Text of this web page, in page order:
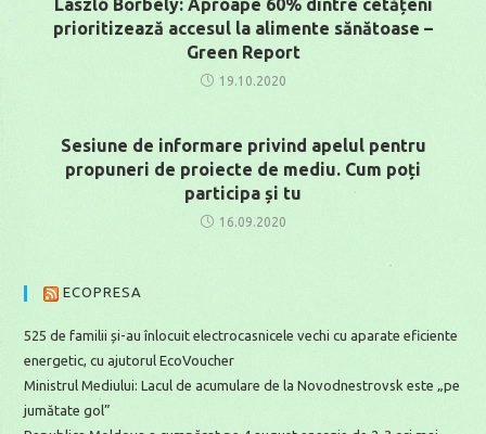
László Borbély: Aproape 60% dintre cetățeni
prioritizează accesul la alimente sănătoase –
Green Report
19.10.2020
Sesiune de informare privind apelul pentru
propuneri de proiecte de mediu. Cum poți
participa și tu
16.09.2020
ECOPRESA
525 de familii și-au înlocuit electrocasnicele vechi cu aparate eficiente
energetic, cu ajutorul EcoVoucher
Ministrul Mediului: Lacul de acumulare de la Novodnestrovsk este „pe
jumătate gol”